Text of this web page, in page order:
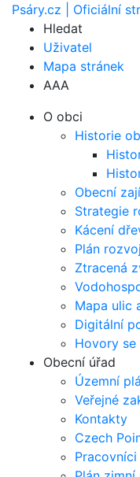
Psáry.cz | Oficiální
Hledat
Uživatel
Mapa stránek
AAA
O obci
Historie
Obecní
Strategie
Kácení
Plán
Ztracená
Mapa ulic
Digitální
Hovory
Obecní úřad
Územní
Veřejné
Kontakty
Czech